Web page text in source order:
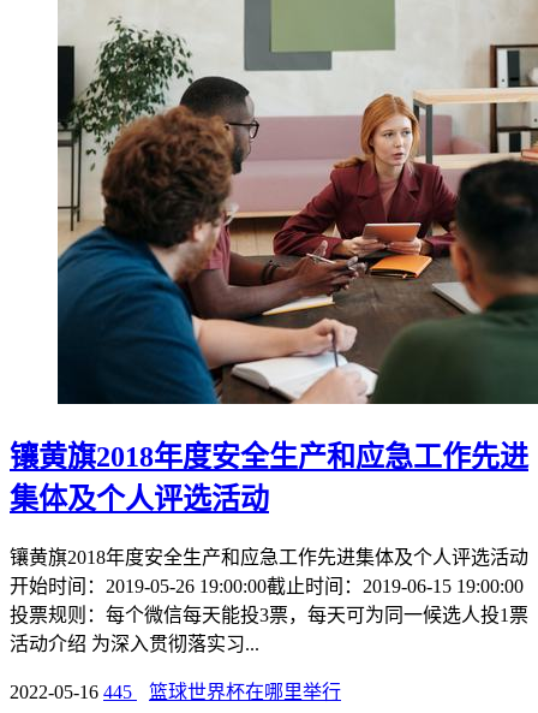
镶黄旗2018年度安全生产和应急工作先进
集体及个人评选活动
镶黄旗2018年度安全生产和应急工作先进集体及个人评选活动
开始时间：2019-05-26 19:00:00截止时间：2019-06-15 19:00:00
投票规则：每个微信每天能投3票，每天可为同一候选人投1票
活动介绍 为深入贯彻落实习...
2022-05-16 445 篮球世界杯在哪里举行